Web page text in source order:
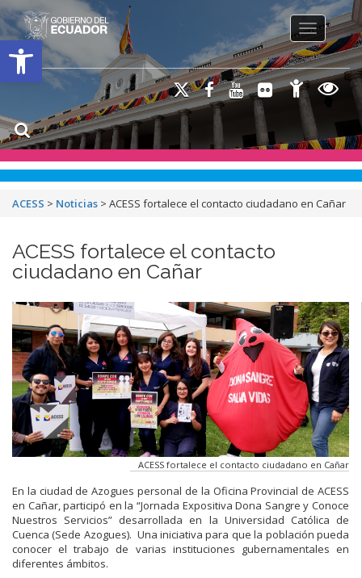
Open toolbar
Toggle
ACESS > Noticias > ACESS fortalece el contacto ciudadano en Cañar
ACESS fortalece el contacto
ciudadano en Cañar
ACESS fortalece el contacto ciudadano en Cañar
En la ciudad de Azogues personal de la Oficina Provincial de ACESS
en Cañar, participó en la “Jornada Expositiva Dona Sangre y Conoce
Nuestros Servicios” desarrollada en la Universidad Católica de
Cuenca (Sede Azogues). Una iniciativa para que la población pueda
conocer el trabajo de varias instituciones gubernamentales en
diferentes ámbitos.